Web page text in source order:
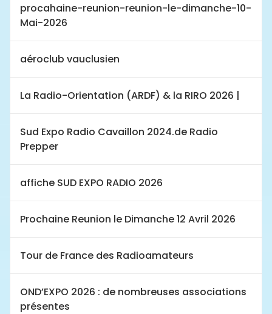
procahaine-reunion-reunion-le-dimanche-10-
Mai-2026
aéroclub vauclusien
La Radio-Orientation (ARDF) & la RIRO 2026 |
Sud Expo Radio Cavaillon 2024.de Radio
Prepper
affiche SUD EXPO RADIO 2026
Prochaine Reunion le Dimanche 12 Avril 2026
Tour de France des Radioamateurs
OND’EXPO 2026 : de nombreuses associations
présentes